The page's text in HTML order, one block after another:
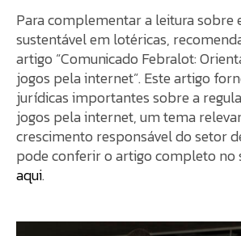
Para complementar a leitura sobre
sustentável em lotéricas,
artigo “Comunicado Febralot:
jogos pela internet”. Este artigo
jurídicas importantes sobre a
jogos pela internet, um tema
crescimento responsável do setor
pode conferir o artigo completo no
aqui.